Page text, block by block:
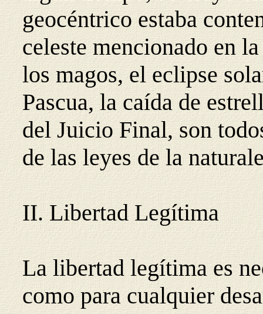
geocéntrico estaba
celeste mencionado en
los magos, el eclipse
Pascua, la caída de
del Juicio Final, son
de las leyes de la
II. Libertad Legítima
La libertad legítima es
como para cualquier